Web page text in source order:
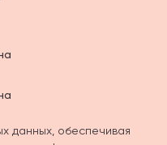
данных, обеспечивая